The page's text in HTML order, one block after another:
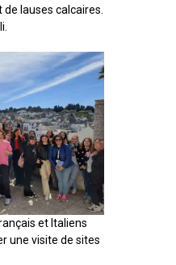
lauses calcaires.
et Italiens
une visite de sites